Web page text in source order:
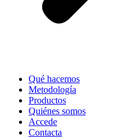
Qué hacemos
Metodología
Productos
Quiénes somos
Accede
Contacta